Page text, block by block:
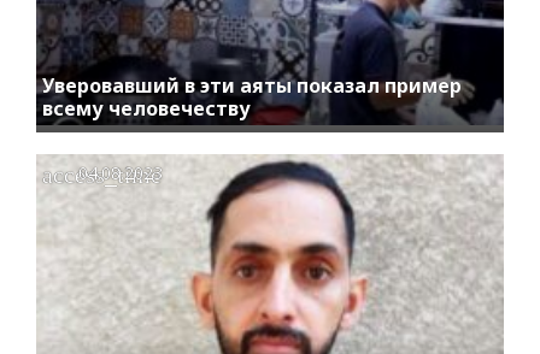
Уверовавший в эти аяты показал пример
всему человечеству
access_time
04.08.2023